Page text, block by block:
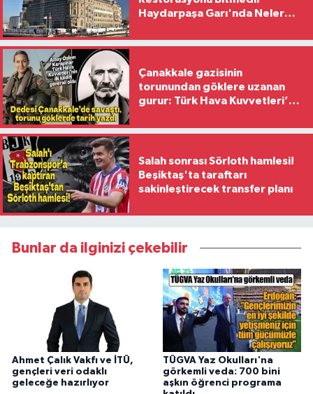
Haydarpaşa Garı'nda Neler
Çanakkale gazisinin
torunundan göklere uzanan
gurur: Türk Hava Kuvvetleri’nin
Salah sonrası Sörloth hamlesi!
Beşiktaş'ta taraftarı
sakinleştirecek transfer planı
Bunlar da ilginizi çekebilir
Ahmet Çalık Vakfı ve İTÜ,
gençleri veri odaklı
geleceğe hazırlıyor
TÜGVA Yaz Okulları'na
görkemli veda: 700 bini
aşkın öğrenci programa